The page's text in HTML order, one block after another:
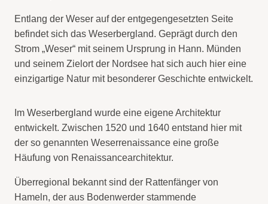
Entlang der Weser auf der entgegengesetzten Seite
befindet sich das Weserbergland. Geprägt durch den
Strom „Weser“ mit seinem Ursprung in Hann. Münden
und seinem Zielort der Nordsee hat sich auch hier eine
einzigartige Natur mit besonderer Geschichte entwickelt.
Im Weserbergland wurde eine eigene Architektur
entwickelt. Zwischen 1520 und 1640 entstand hier mit
der so genannten Weserrenaissance eine große
Häufung von Renaissancearchitektur.
Überregional bekannt sind der Rattenfänger von
Hameln, der aus Bodenwerder stammende